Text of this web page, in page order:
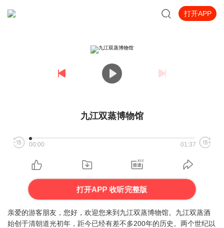
打开APP
九江双蒸博物馆
00:00 01:37
打开APP 收听完整版
亲爱的游客朋友，您好，欢迎您来到九江双蒸博物馆。九江双蒸酒
始创于清朝道光初年，距今已经有差不多200年的历史。两个世纪以